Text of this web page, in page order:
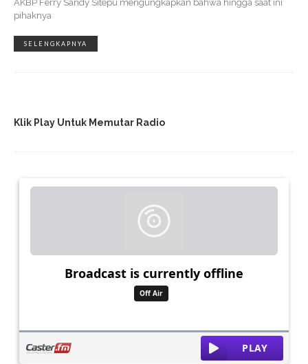
AKBP Ferry Sandy Sitepu mengungkapkan bahwa hingga saat ini
pihaknya
SELENGKAPNYA
Klik Play Untuk Memutar Radio